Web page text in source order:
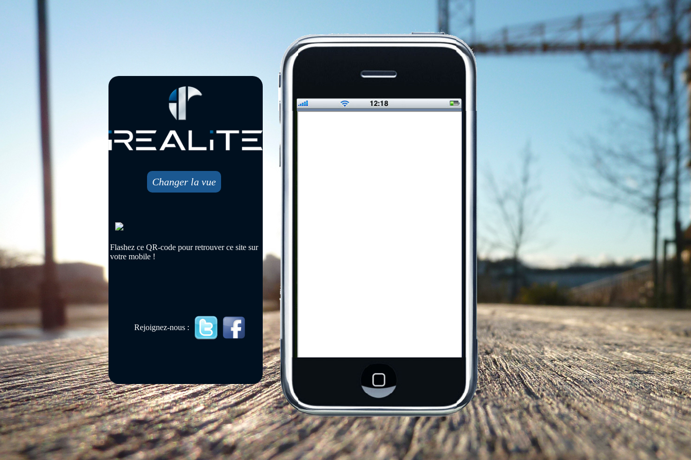
Changer la vue
Flashez ce QR-code pour retrouver ce site sur
votre mobile !
Rejoignez-nous :